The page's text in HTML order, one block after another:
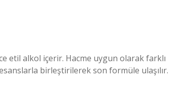
etil alkol içerir. Hacme uygun olarak farklı
birleştirilerek son formüle ulaşılır.